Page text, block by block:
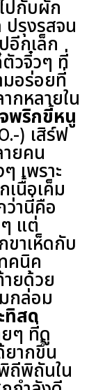
ปกับผัก
ปรุงรสจน
อีกเล็ก
วจิ๋วๆ ที่
มอร่อยที่
กหลายใน
พริกขี้หนู
) เสิร์ฟ
ยคน
เพราะ
เนื้อเค็ม
านี่คือ
แต่
ขาเห็ดกับ
คนิค
ายด้วย
กล่อม
ทิสด
ๆ ที่ดู
ยากขึ้น
ถีพิถันใน